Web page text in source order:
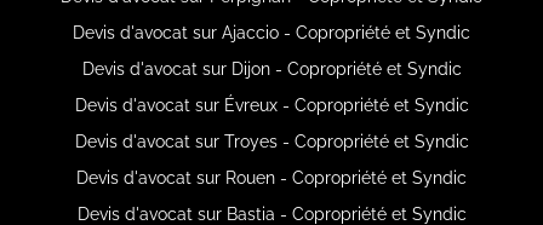
Devis d'avocat sur Ajaccio - Copropriété et Syndic
Devis d'avocat sur Dijon - Copropriété et Syndic
Devis d'avocat sur Évreux - Copropriété et Syndic
Devis d'avocat sur Troyes - Copropriété et Syndic
Devis d'avocat sur Rouen - Copropriété et Syndic
Devis d'avocat sur Bastia - Copropriété et Syndic